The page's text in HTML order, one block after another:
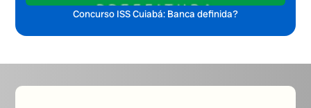
Concurso ISS Cuiabá: Banca definida?